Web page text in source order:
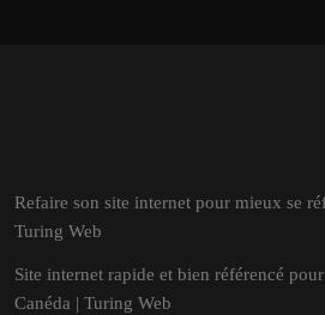
Refaire son site internet pour mieux se
Turing Web
Site internet rapide et bien référencé
Canéda | Turing Web